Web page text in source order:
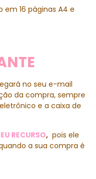
16 páginas A4 e
no seu e-mail
da compra, sempre
e a caixa de
RECURSO,pois ele
a sua compra é